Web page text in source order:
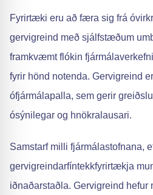
Fyrirtæki eru að færa sig frá
gervigreind með sjálfstæðum
framkvæmt flókin
fyrir hönd notenda. Gervigreind
ófjármálapalla, sem gerir
ósýnilegar og hnökralausari.
Samstarf milli fjármálastofnana,
gervigreindarfíntekkfyrirtækja
iðnaðarstaðla. Gervigreind hefur